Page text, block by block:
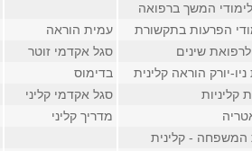
המשך ברפואה
הפרעות בתקשורת
עמית הוראה
שינים
סגל אקדמי זוטר
ניו-יורק הוראה קלינית בדימוס
קליניות סגל אקדמי קליני
מדריך קליני
המשפחה - קלינית